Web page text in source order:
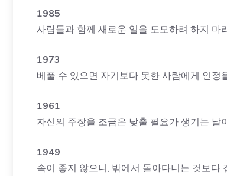
1985
사람들과 함께 새로운 일을 도모하려 하지 마
1973
베풀 수 있으면 자기보다 못한 사람에게 인정
1961
자신의 주장을 조금은 낮출 필요가 생기는 날
1949
속이 좋지 않으니, 밖에서 돌아다니는 것보다